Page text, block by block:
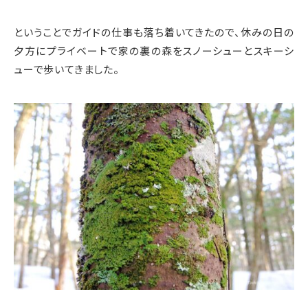
ということでガイドの仕事も落ち着いてきたので、休みの日の
夕方にプライベートで家の裏の森をスノーシューとスキーシ
ューで歩いてきました。